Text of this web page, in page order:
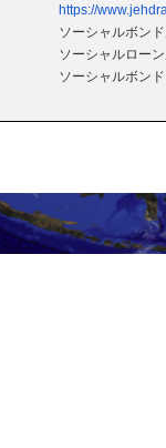
https://
ソーシャルボン
ソーシャルロー
ソーシャルボン